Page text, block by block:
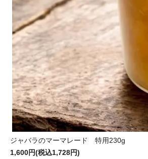
ジャバラのマーマレード 特用230g
1,600円(税込1,728円)